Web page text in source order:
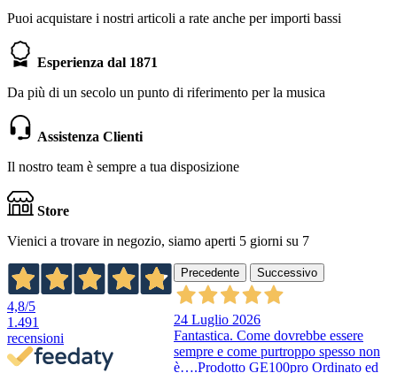
Puoi acquistare i nostri articoli a rate anche per importi bassi
Esperienza dal 1871
Da più di un secolo un punto di riferimento per la musica
Assistenza Clienti
Il nostro team è sempre a tua disposizione
Store
Vienici a trovare in negozio, siamo aperti 5 giorni su 7
4,8/5
1.491
recensioni
Precedente Successivo
24 Luglio 2026
Fantastica. Come dovrebbe essere
sempre e come purtroppo spesso non
è….Prodotto GE100pro Ordinato ed